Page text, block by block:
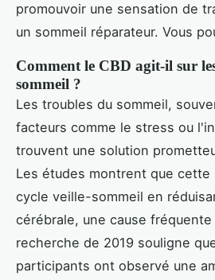
promouvoir une sensation de
un sommeil réparateur. Vous
Comment le CBD agit-il sur
sommeil ?
Les troubles du sommeil,
facteurs comme le stress ou
trouvent une solution
Les études montrent que cette
cycle veille-sommeil en
cérébrale, une cause
recherche de 2019 souligne
participants ont observé une